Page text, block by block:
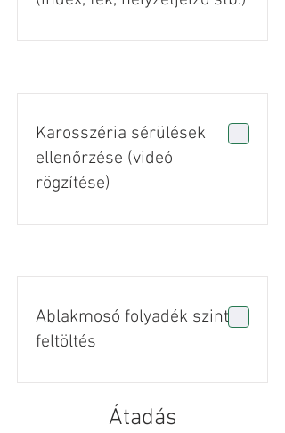
Karosszéria sérülések
ellenőrzése (videó
rögzítése)
Ablakmosó folyadék szint
feltöltés
Átadás